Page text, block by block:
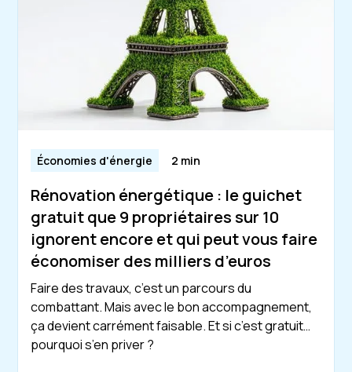
Économies d'énergie 2 min
Rénovation énergétique : le guichet
gratuit que 9 propriétaires sur 10
ignorent encore et qui peut vous faire
économiser des milliers d’euros
Faire des travaux, c’est un parcours du
combattant. Mais avec le bon accompagnement,
ça devient carrément faisable. Et si c’est gratuit…
pourquoi s’en priver ?